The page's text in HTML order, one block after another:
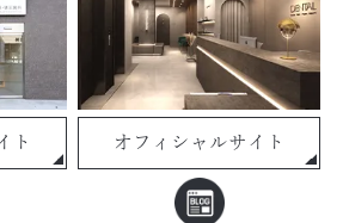
ト オフィシャルサイト